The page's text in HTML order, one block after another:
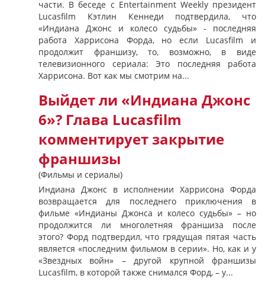
части. В беседе с Entertainment Weekly президент
Lucasfilm Кэтлин Кеннеди подтвердила, что
«Индиана Джонс и колесо судьбы» - последняя
работа Харрисона Форда, но если Lucasfilm и
продолжит франшизу, то, возможно, в виде
телевизионного сериала: Это последняя работа
Харрисона. Вот как мы смотрим на...
Выйдет ли «Индиана Джонс
6»? Глава Lucasfilm
комментирует закрытие
франшизы
(Фильмы и сериалы)
Индиана Джонс в исполнении Харрисона Форда
возвращается для последнего приключения в
фильме «Индианы Джонса и колесо судьбы» – но
продолжится ли многолетняя франшиза после
этого? Форд подтвердил, что грядущая пятая часть
является «последним фильмом в серии». Но, как и у
«Звездных войн» – другой крупной франшизы
Lucasfilm, в которой также снимался Форд, – у...